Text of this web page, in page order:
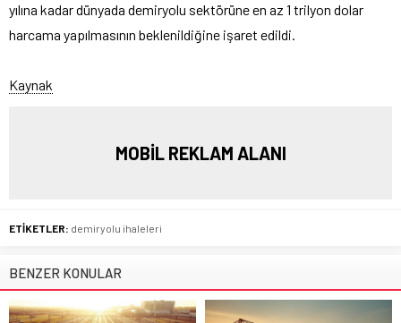
yılına kadar dünyada demiryolu sektörüne en az 1 trilyon dolar
harcama yapılmasının beklenildiğine işaret edildi.
Kaynak
MOBİL REKLAM ALANI
ETİKETLER: demiryolu ihaleleri
BENZER KONULAR